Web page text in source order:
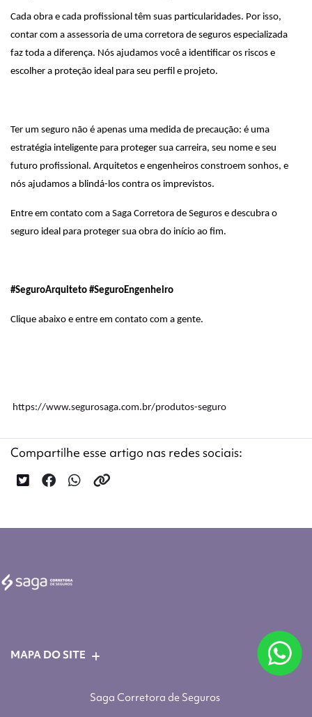
Cada obra e cada profissional têm suas particularidades. Por isso,
contar com a assessoria de uma corretora de seguros especializada
faz toda a diferença. Nós ajudamos você a identificar os riscos e
escolher a proteção ideal para seu perfil e projeto.
Ter um seguro não é apenas uma medida de precaução: é uma
estratégia inteligente para proteger sua carreira, seu nome e seu
futuro profissional. Arquitetos e engenheiros constroem sonhos, e
nós ajudamos a blindá-los contra os imprevistos.
Entre em contato com a Saga Corretora de Seguros e descubra o
seguro ideal para proteger sua obra do início ao fim.
#SeguroArquiteto #SeguroEngenheiro
Clique abaixo e entre em contato com a gente.
https://www.segurosaga.com.br/produtos-seguro
Compartilhe esse artigo nas redes sociais:
MAPA DO SITE
Saga Corretora de Seguros